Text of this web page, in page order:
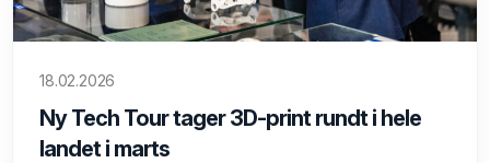
18.02.2026
Ny Tech Tour tager 3D-print rundt i hele
landet i marts